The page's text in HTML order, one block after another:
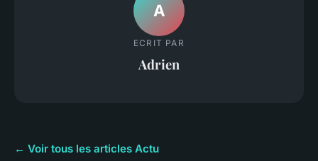
A
ECRIT PAR
Adrien
← Voir tous les articles Actu